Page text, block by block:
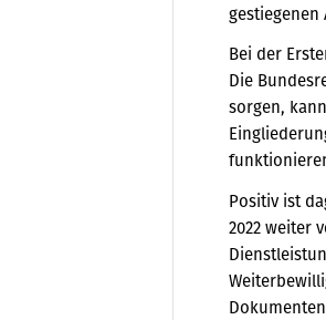
gestiegenen
Bei der
Die
sorgen,
Positiv ist
2022 weiter